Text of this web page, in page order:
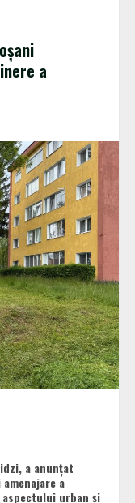
a
a anunțat
a
urban și